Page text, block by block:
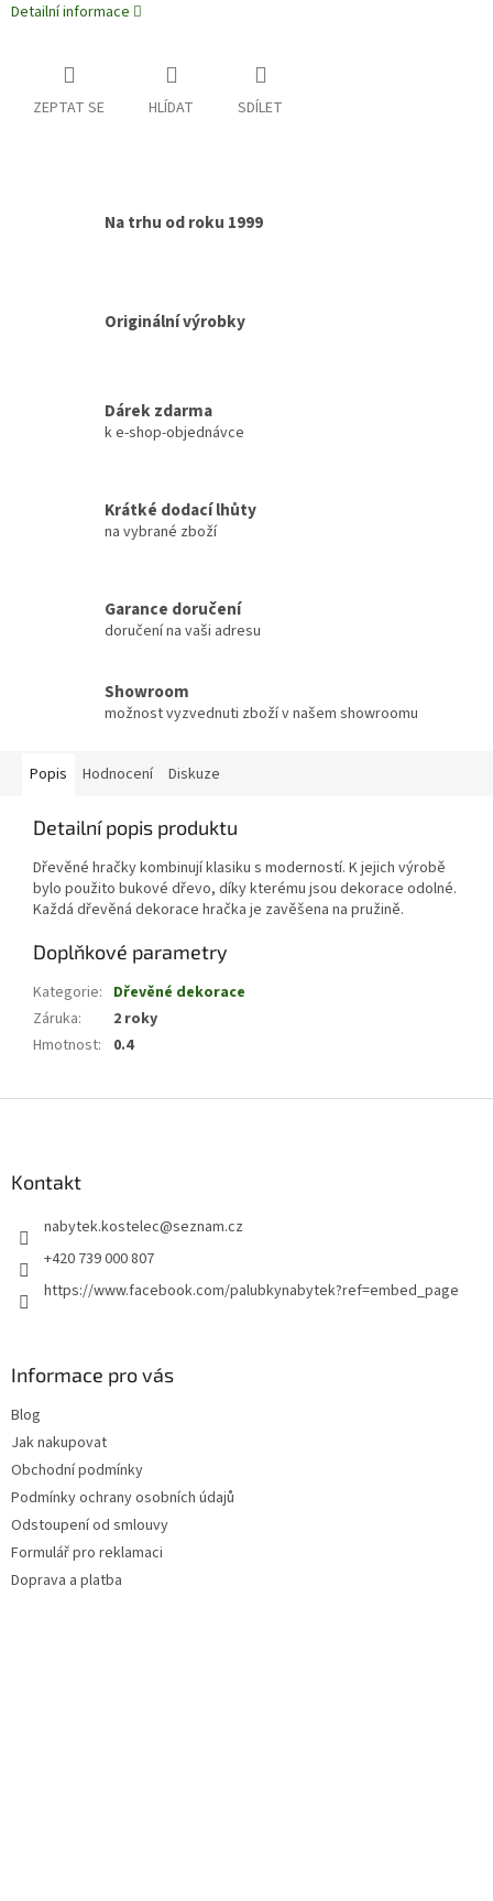
Detailní informace
ZEPTAT SE HLÍDAT SDÍLET
Na trhu od roku 1999
Originální výrobky
Dárek zdarma
k e-shop-objednávce
Krátké dodací lhůty
na vybrané zboží
Garance doručení
doručení na vaši adresu
Showroom
možnost vyzvednuti zboží v našem showroomu
Popis Hodnocení Diskuze
Detailní popis produktu
Dřevěné hračky kombinují klasiku s moderností. K jejich výrobě
bylo použito bukové dřevo, díky kterému jsou dekorace odolné.
Každá dřevěná dekorace hračka je zavěšena na pružině.
Doplňkové parametry
Kategorie: Dřevěné dekorace
Záruka:
2 roky
Hmotnost: 0.4
Kontakt
nabytek.kostelec@seznam.cz
+420 739 000 807
https://www.facebook.com/palubkynabytek?ref=embed_page
Informace pro vás
Blog
Jak nakupovat
Obchodní podmínky
Podmínky ochrany osobních údajů
Odstoupení od smlouvy
Formulář pro reklamaci
Doprava a platba